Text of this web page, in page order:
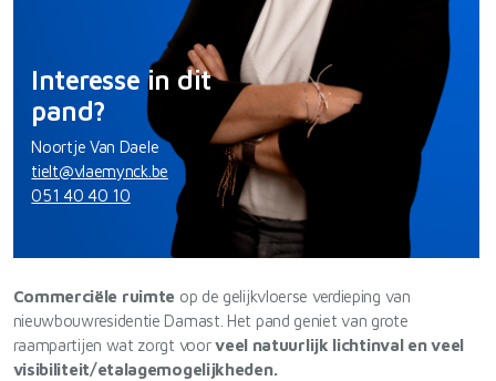
Interesse in dit
pand?
Noortje Van Daele
tielt@vlaemynck.be
051 40 40 10
Commerciële ruimte op de gelijkvloerse verdieping van
nieuwbouwresidentie Damast. Het pand geniet van grote
raampartijen wat zorgt voorveel natuurlijk lichtinval en veel
visibiliteit/etalagemogelijkheden.